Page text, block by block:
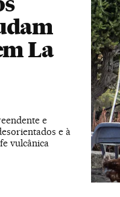
La
e
e à
vulcânica